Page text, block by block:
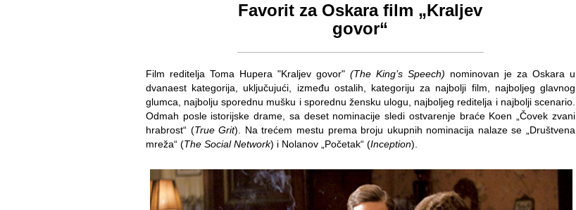
Favorit za Oskara film „Kraljev
govor“
Film reditelja Toma Hupera "Kraljev govor" (The King’s Speech) nominovan je za Oskara u
dvanaest kategorija, uključujući, između ostalih, kategoriju za najbolji film, najboljeg glavnog
glumca, najbolju sporednu mušku i sporednu žensku ulogu, najboljeg reditelja i najbolji scenario.
Odmah posle istorijske drame, sa deset nominacije sledi ostvarenje braće Koen „Čovek zvani
hrabrost“ (True Grit). Na trećem mestu prema broju ukupnih nominacija nalaze se „Društvena
mreža“ (The Social Network) i Nolanov „Početak“ (Inception).